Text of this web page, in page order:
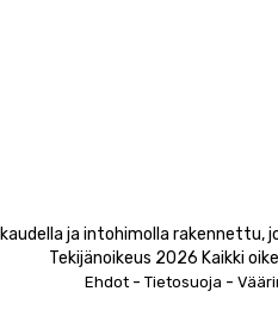
ja intohimolla rakennettu,
Tekijänoikeus 2026 Kaikki
Ehdot- Tietosuoja -